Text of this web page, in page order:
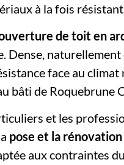
à la fois
de toit en
naturellement
face au
bâti de Roquebrune
et les
pose et la
aux contraintes